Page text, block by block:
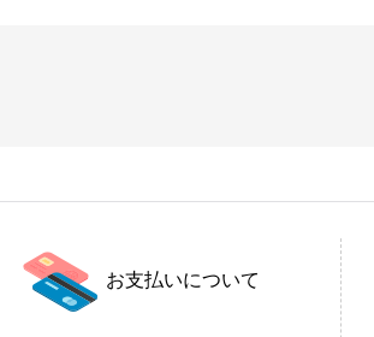
お支払いについて